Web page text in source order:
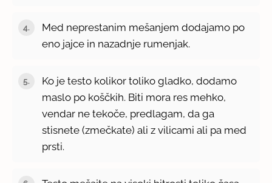
Med neprestanim mešanjem dodajamo po
eno jajce in nazadnje rumenjak.
Ko je testo kolikor toliko gladko, dodamo
maslo po koščkih. Biti mora res mehko,
vendar ne tekoče, predlagam, da ga
stisnete (zmečkate) ali z vilicami ali pa med
prsti.